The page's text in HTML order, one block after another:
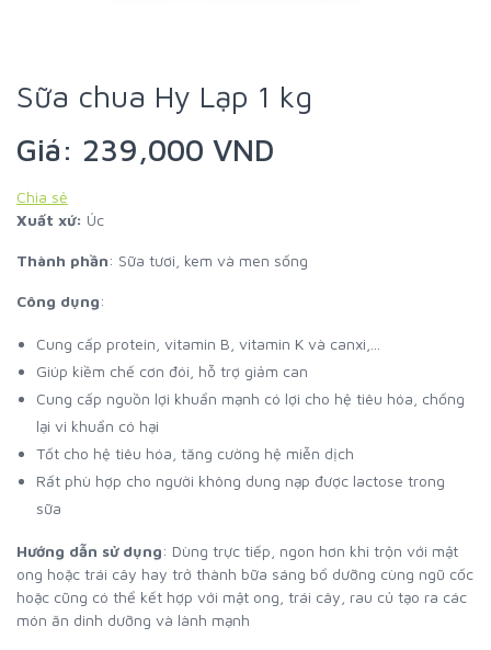
Sữa chua Hy Lạp 1 kg
Giá: 239,000 VND
Chia sẻ
Xuất xứ: Úc
Thành phần: Sữa tươi, kem và men sống
Công dụng:
Cung cấp protein, vitamin B, vitamin K và canxi,...
Giúp kiềm chế cơn đói, hỗ trợ giảm can
Cung cấp nguồn lợi khuẩn mạnh có lợi cho hệ tiêu hóa, chống
lại vi khuẩn có hại
Tốt cho hệ tiêu hóa, tăng cường hệ miễn dịch
Rất phù hợp cho người không dung nạp được lactose trong
sữa
Hướng dẫn sử dụng: Dùng trực tiếp, ngon hơn khi trộn với mật
ong hoặc trái cây hay trở thành bữa sáng bổ dưỡng cùng ngũ cốc
hoặc cũng có thể kết hợp với mật ong, trái cây, rau củ tạo ra các
món ăn dinh dưỡng và lành mạnh